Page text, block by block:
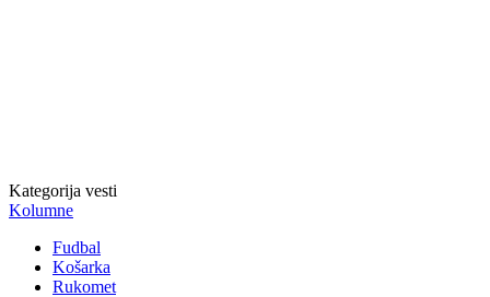
Kategorija vesti
Kolumne
Fudbal
Košarka
Rukomet